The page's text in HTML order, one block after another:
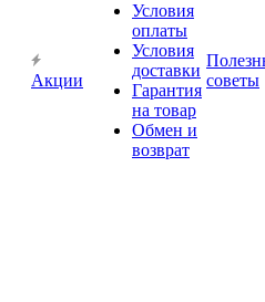
Акции
Условия
оплаты
Условия
доставки
Гарантия
на товар
Обмен и
возврат
советы